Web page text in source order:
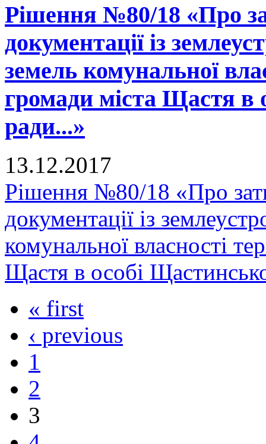
Рішення №80/18 «Про
документації із
земель комунальної
громади міста Щастя в
ради...»
13.12.2017
Рішення №80/18 «Про
документації із
комунальної власності
Щастя в особі
« first
‹ previous
1
2
3